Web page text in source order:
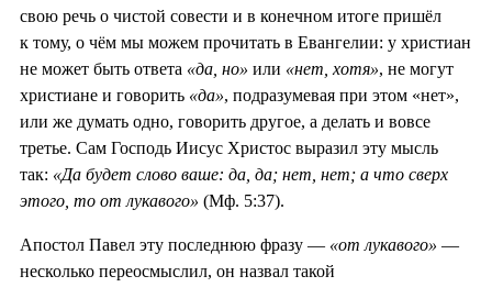
свою речь о чистой совести и в конечном итоге пришёл
к тому, о чём мы можем прочитать в Евангелии: у христиан
не может быть ответа «да, но» или «нет, хотя», не могут
христиане и говорить «да», подразумевая при этом «нет»,
или же думать одно, говорить другое, а делать и вовсе
третье. Сам Господь Иисус Христос выразил эту мысль
так: «Да будет слово ваше: да, да; нет, нет; а что сверх
этого, то от лукавого» (Мф. 5:37).
Апостол Павел эту последнюю фразу — «от лукавого» —
несколько переосмыслил, он назвал такой